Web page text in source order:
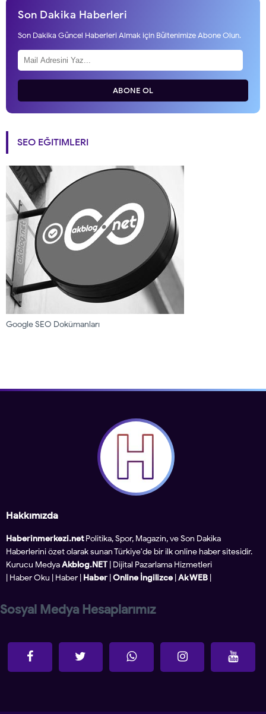
Son Dakika Haberleri
Son Dakika Güncel Haberleri Almak için Bültenimize Abone Olun.
ABONE OL
SEO EĞITIMLERI
Google SEO Dokümanları
Hakkımızda
Haberinmerkezi.netPolitika, Spor, Magazin, ve Son Dakika
Haberlerini özet olarak sunan Türkiye'de bir ilk online haber sitesidir.
Kurucu MedyaAkblog.NET | Dijital Pazarlama Hizmetleri
Haber Oku Haber Haber Online İngilizce Ak WEB
Sosyal Medya Hesaplarımız